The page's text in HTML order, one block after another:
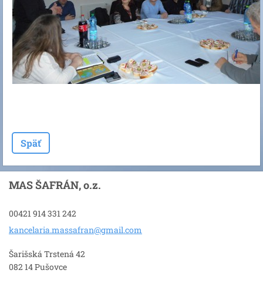
Späť
MAS ŠAFRÁN, o.z.
00421 914 331 242
kancelaria.massafran@gmail.com
Šarišská Trstená 42
082 14 Pušovce